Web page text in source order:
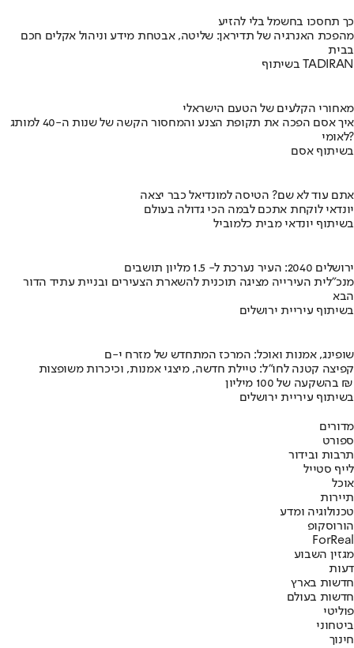
כך תחסכו בחשמל בלי להזיע
מהפכת האנרגיה של תדיראן: שליטה, אבטחת מידע וניהול אקלים חכם
בבית
בשיתוף TADIRAN
מאחורי הקלעים של הטעם הישראלי
איך אסם הפכה את תקופת הצנע והמחסור הקשה של שנות ה-40 למותג
לאומי?
בשיתוף אסם
אתם עוד לא שם? הטיסה למונדיאל כבר יצאה
יונדאי לוקחת אתכם לבמה הכי גדולה בעולם
בשיתוף יונדאי מבית כלמוביל
ירושלים 2040: העיר נערכת ל- 1.5 מליון תושבים
מנכ"לית העירייה מציגה תוכנית להשארת הצעירים ובניית עתיד הדור
הבא
בשיתוף עיריית ירושלים
שופינג, אמנות ואוכל: המרכז המתחדש של מזרח י-ם
קפיצה קטנה לחו"ל: טיילת חדשה, מיצגי אמנות, וכיכרות משופצות
בהשקעה של 100 מיליון ₪
בשיתוף עיריית ירושלים
מדורים
ספורט
תרבות ובידור
לייף סטייל
אוכל
תיירות
טכנולוגיה ומדע
הורוסקופ
ForReal
מגזין השבוע
דעות
חדשות בארץ
חדשות בעולם
פוליטי
ביטחוני
חינוך